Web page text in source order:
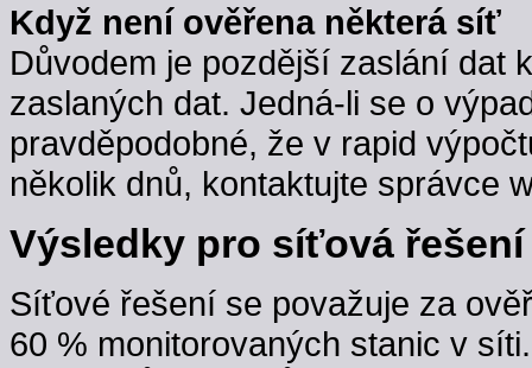
Když není ověřena některá síť
Důvodem je pozdější zaslání dat
zaslaných dat. Jedná-li se o
pravděpodobné, že v rapid
několik dnů, kontaktujte správce
Výsledky pro síťová řešení
Síťové řešení se považuje za
60 % monitorovaných stanic v